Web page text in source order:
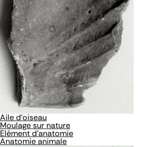
Aile d'oiseau
Moulage sur nature
Elément d'anatomie
Anatomie animale